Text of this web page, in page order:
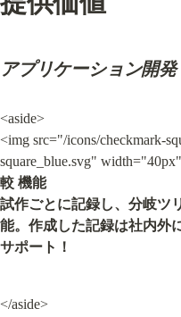
アプリケーション開
<aside>
<img src="/icons/checkmark-
square_blue.svg"
較 機能
試作ごとに記録し、分岐ツ
能。作成した記録は社内外
サポート！
</aside>